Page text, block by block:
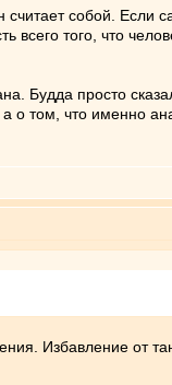
собой. Если
всего того, что
Будда просто
о том, что именно
Избавление от